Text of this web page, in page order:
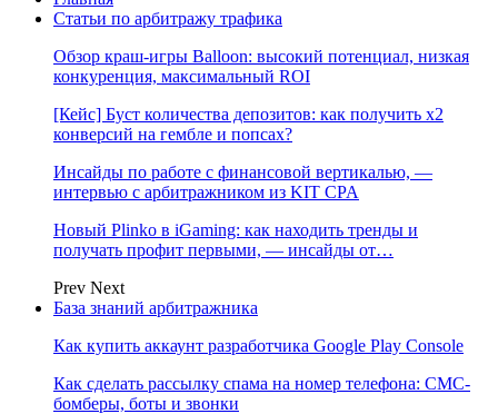
Статьи по арбитражу трафика
Обзор краш-игры Balloon: высокий потенциал, низкая
конкуренция, максимальный ROI
[Кейс] Буст количества депозитов: как получить х2
конверсий на гембле и попсах?
Инсайды по работе с финансовой вертикалью, —
интервью с арбитражником из KIT CPA
Новый Plinko в iGaming: как находить тренды и
получать профит первыми, — инсайды от…
Prev Next
База знаний арбитражника
Как купить аккаунт разработчика Google Play Console
Как сделать рассылку спама на номер телефона: СМС-
бомберы, боты и звонки